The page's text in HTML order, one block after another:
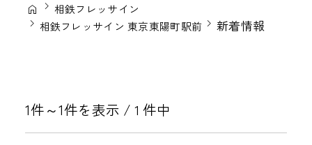
相鉄フレッサイン
相鉄フレッサイン 東京東陽町駅前
新着情報
1件～1件を表示 / 1 件中